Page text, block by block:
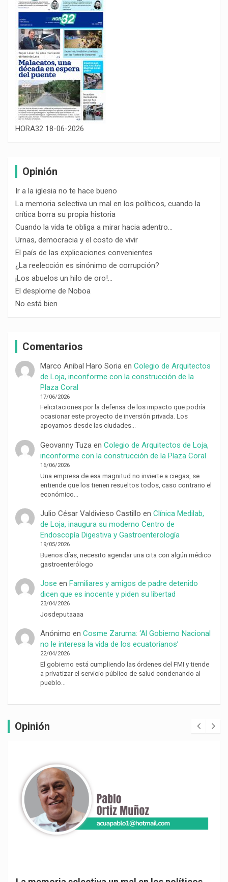
HORA32 18-06-2026
Opinión
Ir a la iglesia no te hace bueno
La memoria selectiva un mal en los políticos, cuando la
crítica borra su propia historia
Cuando la vida te obliga a mirar hacia adentro…
Urnas, democracia y el costo de vivir
El país de las explicaciones convenientes
¿La reelección es sinónimo de corrupción?
¡Los abuelos un hilo de oro!…
El desplome de Noboa
No está bien
Comentarios
Marco Anibal Haro Soriaen Colegio de Arquitectos
de Loja, inconforme con la construcción de la
Plaza Coral
17/06/2026
Felicitaciones por la defensa de los impacto que podría
ocasionar este proyecto de inversión privada. Los
apoyamos desde las ciudades…
Geovanny Tuzaen Colegio de Arquitectos de Loja,
inconforme con la construcción de la Plaza Coral
16/06/2026
Una empresa de esa magnitud no invierte a ciegas, se
entiende que los tienen resueltos todos, caso contrario el
económico…
Julio César Valdivieso Castillo en Clínica Medilab,
de Loja, inaugura su moderno Centro de
Endoscopía Digestiva y Gastroenterología
19/05/2026
Buenos días, necesito agendar una cita con algún médico
gastroenterólogo
Jose en Familiares y amigos de padre detenido
dicen que es inocente y piden su libertad
23/04/2026
Josdeputaaaa
Anónimo en Cosme Zaruma: ‘Al Gobierno Nacional
no le interesa la vida de los ecuatorianos’
22/04/2026
El gobierno está cumpliendo las órdenes del FMI y tiende
a privatizar el servicio público de salud condenando al
pueblo…
Opinión